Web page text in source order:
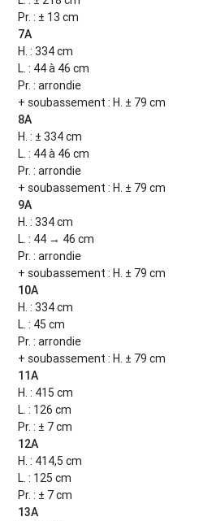
Pr. : ± 13 cm
7A
H. : 334 cm
L. : 44 à 46 cm
Pr. : arrondie
+ soubassement : H. ± 79 cm
8A
H. : ± 334 cm
L. : 44 à 46 cm
Pr. : arrondie
+ soubassement : H. ± 79 cm
9A
H. : 334 cm
L. : 44 → 46 cm
Pr. : arrondie
+ soubassement : H. ± 79 cm
10A
H. : 334 cm
L. : 45 cm
Pr. : arrondie
+ soubassement : H. ± 79 cm
11A
H. : 415 cm
L. : 126 cm
Pr. : ± 7 cm
12A
H. : 414,5 cm
L. : 125 cm
Pr. : ± 7 cm
13A